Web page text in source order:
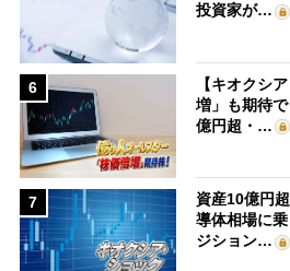
投資家が…
6
【キオクシ
増」も期待
億円超・…
7
資産10億円
導体相場に
ジション…